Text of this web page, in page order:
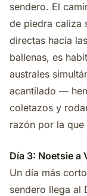
sendero. El
de piedra caliza
directas hacia
ballenas, es
australes
acantilado —
coletazos y
razón por la
Día 3: Noetsie a
Un día más
sendero llega al